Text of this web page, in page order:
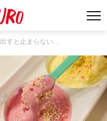
出すと止まらない…